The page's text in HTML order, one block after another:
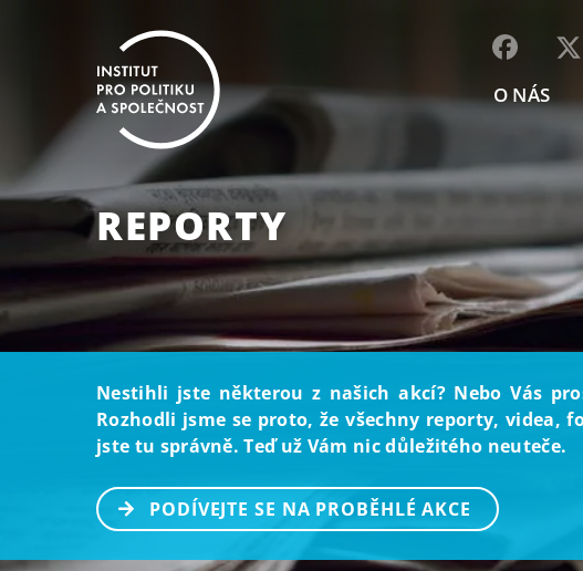
O NÁS
REPORTY
Nestihli jste některou z našich akcí? Nebo Vás
Rozhodli jsme se proto, že všechny reporty,
jste tu správně. Teď už Vám nic důležitého neuteče.
PODÍVEJTE SE NA PROBĚHLÉ AKCE